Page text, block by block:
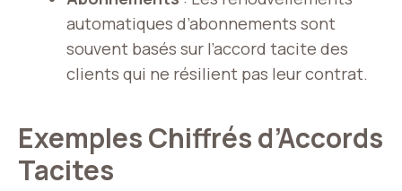
automatiques d’abonnements sont
souvent basés sur l’accord tacite des
clients qui ne résilient pas leur contrat.
Exemples Chiffrés d’Accords
Tacites